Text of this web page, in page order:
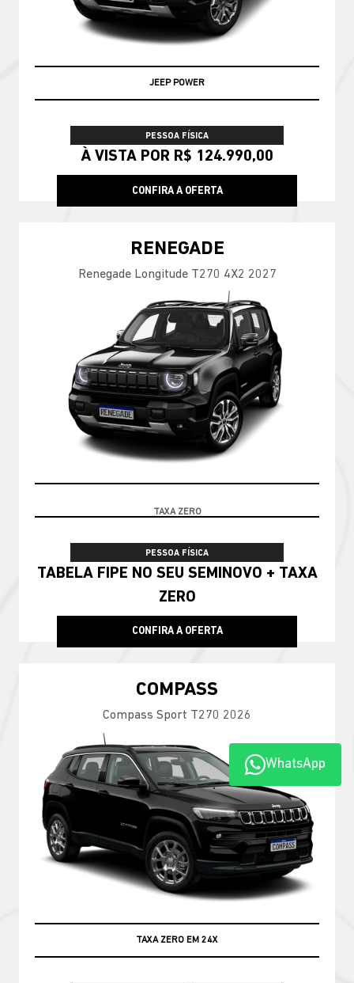
ENCONTRE UMA OFERTA
Commander Longitude T270 7L 26/27
PRONTA ENTREGA
PESSOA FÍSICA
De: R$ 228.790,00
R$ 188.990,00
CONFIRA A OFERTA
COMPASS
Compass Longitude T270 2026
100% DA TABELA FIPE NO SEU USADO
WhatsApp